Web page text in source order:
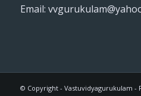
Email:
© Copyright - Vastuvidyagurukulam -